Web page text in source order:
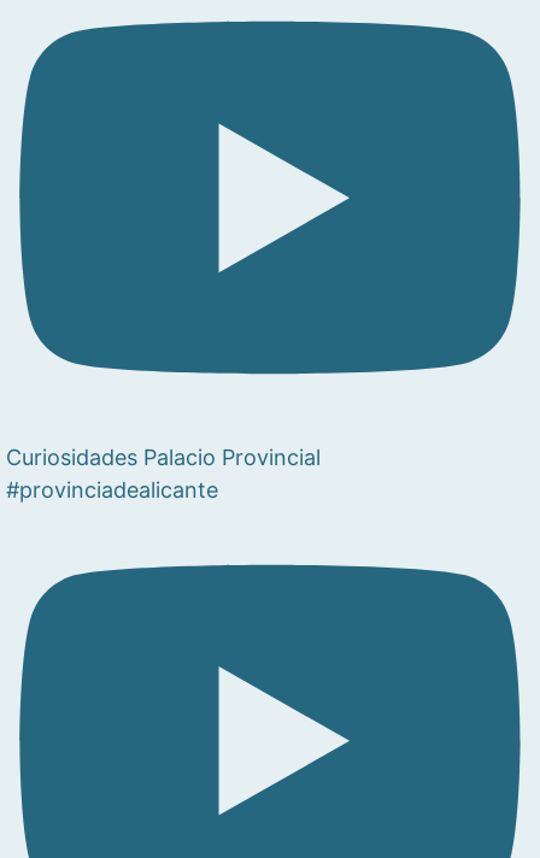
Curiosidades Palacio Provincial
#provinciadealicante